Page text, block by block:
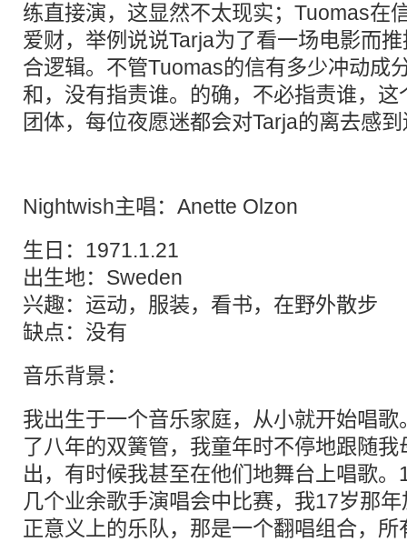
练直接演，这显然不太现实；Tuomas在
爱财，举例说说Tarja为了看一场电影而
合逻辑。不管Tuomas的信有多少冲动成
和，没有指责谁。的确，不必指责谁，
团体，每位夜愿迷都会对Tarja的离去感
Nightwish主唱：Anette Olzon
生日：1971.1.21
出生地：Sweden
兴趣：运动，服装，看书，在野外散步
缺点：没有
音乐背景：
我出生于一个音乐家庭，从小就开始唱
了八年的双簧管，我童年时不停地跟随
出，有时候我甚至在他们地舞台上唱歌
几个业余歌手演唱会中比赛，我17岁那
正意义上的乐队，那是一个翻唱组合，